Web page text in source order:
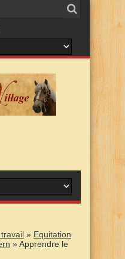
» Equitation
»Apprendre le